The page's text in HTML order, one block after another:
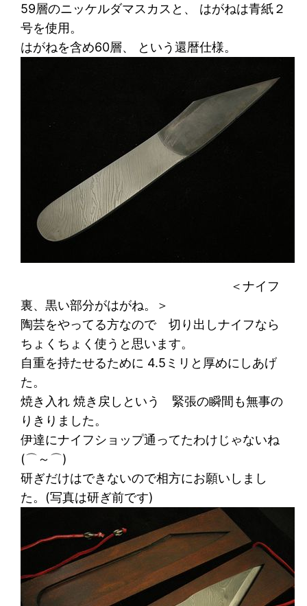
59層のニッケルダマスカスと、 はがねは青紙２
号を使用。
はがねを含め60層、 という還暦仕様。
＜ナイフ
裏、黒い部分がはがね。＞
陶芸をやってる方なので 切り出しナイフなら
ちょくちょく使うと思います。
自重を持たせるために 4.5ミリと厚めにしあげ
た。
焼き入れ 焼き戻しという 緊張の瞬間も無事の
りきりました。
伊達にナイフショップ通ってたわけじゃないね
(⌒～⌒)
研ぎだけはできないので相方にお願いしまし
た。(写真は研ぎ前です)